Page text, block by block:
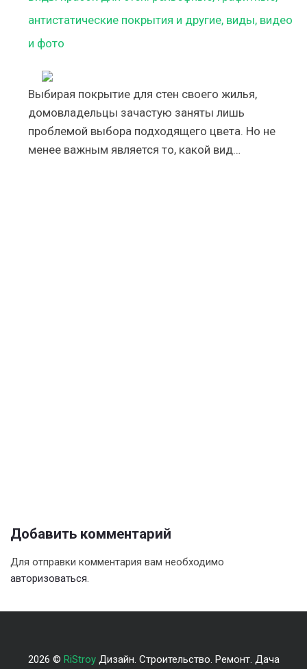
антистатические покрытия и другие, виды, видео
и фото
Выбирая покрытие для стен своего жилья,
домовладельцы зачастую заняты лишь
проблемой выбора подходящего цвета. Но не
менее важным является то, какой вид…
Добавить комментарий
Для отправки комментария вам необходимо
авторизоваться.
2026 © RiStroyДизайн. Строительство. Ремонт. Дача